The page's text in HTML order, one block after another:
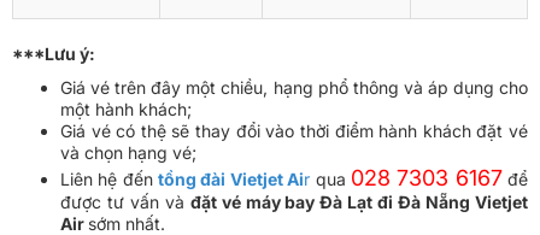
***Lưu ý:
Giá vé trên đây một chiều, hạng phổ thông và áp dụng cho
một hành khách;
Giá vé có thệ sẽ thay đổi vào thời điểm hành khách đặt vé
và chọn hạng vé;
Liên hệ đếntồng đài Vietjet Air qua 028 7303 6167để
được tư vấn và đặt vé máy bay Đà Lạt đi Đà Nẵng Vietjet
Air sớm nhất.